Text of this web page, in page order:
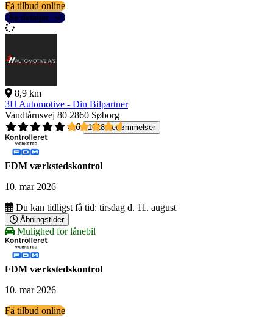
Få tilbud online
Se detaljer
8,9 km
3H Automotive - Din Bilpartner
Vandtårnsvej 80 2860 Søborg
4,6
1618 bedømmelser
FDM værkstedskontrol
10. mar 2026
Du kan tidligst få tid: tirsdag d. 11. august
Åbningstider
Mulighed for lånebil
FDM værkstedskontrol
10. mar 2026
Få tilbud online